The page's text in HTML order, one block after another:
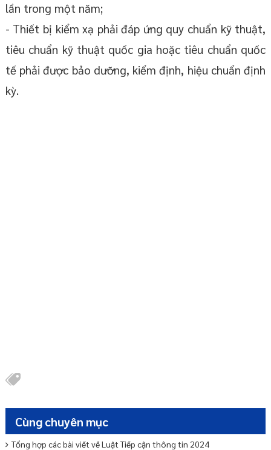
lần trong một năm;
- Thiết bị kiểm xạ phải đáp ứng quy chuẩn kỹ thuật,
tiêu chuẩn kỹ thuật quốc gia hoặc tiêu chuẩn quốc
tế phải được bảo dưỡng, kiểm định, hiệu chuẩn định
kỳ.
Cùng chuyên mục
Tổng hợp các bài viết về Luật Tiếp cận thông tin 2024